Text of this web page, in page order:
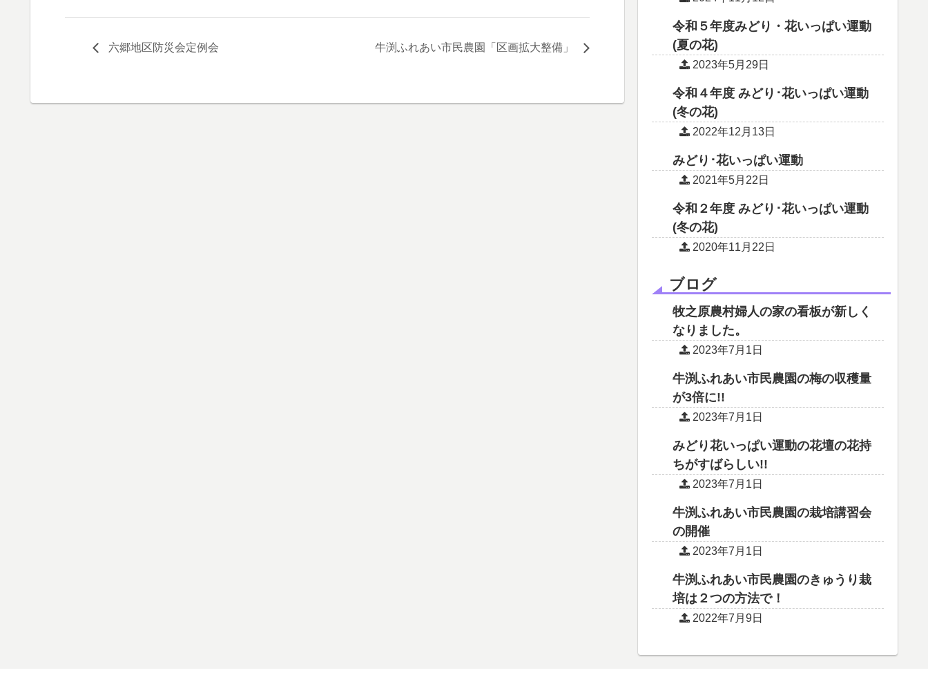
六郷地区防災会定例会 牛渕ふれあい市民農園「区画拡大整備」
令和５年度みどり・花いっぱい運動
(夏の花)
2023年5月29日
令和４年度 みどり･花いっぱい運動
(冬の花)
2022年12月13日
みどり･花いっぱい運動
2021年5月22日
令和２年度 みどり･花いっぱい運動
(冬の花)
2020年11月22日
ブログ
牧之原農村婦人の家の看板が新しく
なりました。
2023年7月1日
牛渕ふれあい市民農園の梅の収穫量
が3倍に!!
2023年7月1日
みどり花いっぱい運動の花壇の花持
ちがすばらしい!!
2023年7月1日
牛渕ふれあい市民農園の栽培講習会
の開催
2023年7月1日
牛渕ふれあい市民農園のきゅうり栽
培は２つの方法で！
2022年7月9日